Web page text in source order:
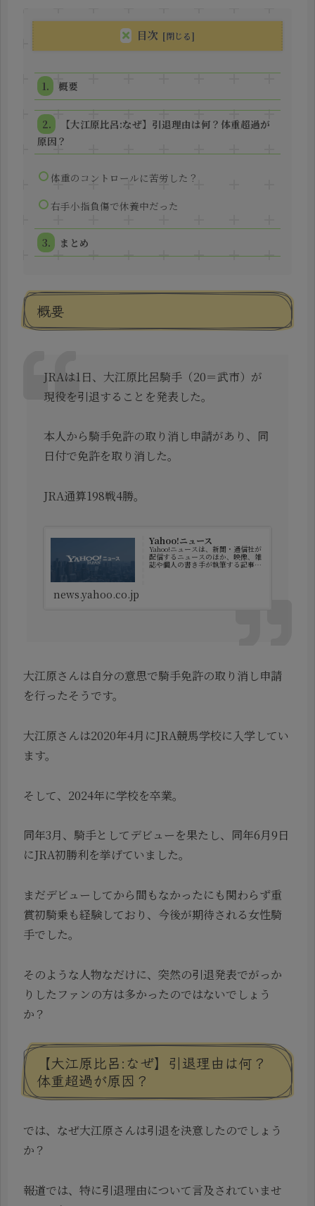
目次
概要
【大江原比呂:なぜ】引退理由は何？体重超過が
原因？
体重のコントロールに苦労した？
右手小指負傷で休養中だった
まとめ
概要
JRAは1日、大江原比呂騎手（20＝武市）が
現役を引退することを発表した。
本人から騎手免許の取り消し申請があり、同
日付で免許を取り消した。
JRA通算198戦4勝。
Yahoo!ニュース
Yahoo!ニュースは、新聞・通信社が
配信するニュースのほか、映像、雑
誌や個人の書き手が執筆する記事な
news.yahoo.co.jp
大江原さんは自分の意思で騎手免許の取り消し申請
を行ったそうです。
大江原さんは2020年4月にJRA競馬学校に入学してい
ます。
そして、2024年に学校を卒業。
同年3月、騎手としてデビューを果たし、同年6月9日
にJRA初勝利を挙げていました。
まだデビューしてから間もなかったにも関わらず重
賞初騎乗も経験しており、今後が期待される女性騎
手でした。
そのような人物なだけに、突然の引退発表でがっか
りしたファンの方は多かったのではないでしょう
か？
【大江原比呂:なぜ】引退理由は何？
体重超過が原因？
では、なぜ大江原さんは引退を決意したのでしょう
か？
報道では、特に引退理由について言及されていませ